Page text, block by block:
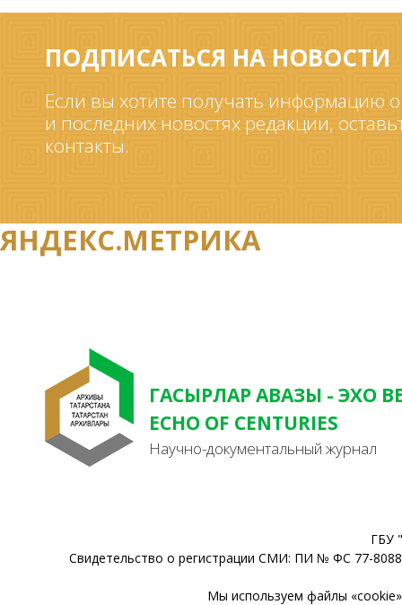
ПОДПИСАТЬСЯ НА НОВОСТИ
Если вы хотите получать информацию
и последних новостях редакции,
контакты.
ЯНДЕКС.МЕТРИКА
ГАСЫРЛАР АВАЗЫ - ЭХО
ECHO OF CENTURIES
Научно-документальный журнал
ГБУ
Свидетельство о регистрации СМИ: ПИ № ФС 77-
Мы используем файлы «cookie»